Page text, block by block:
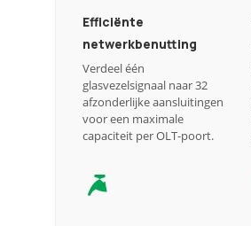
Efficiënte
netwerkbenutting
Verdeel één
glasvezelsignaal naar 32
afzonderlijke aansluitingen
voor een maximale
capaciteit per OLT-poort.